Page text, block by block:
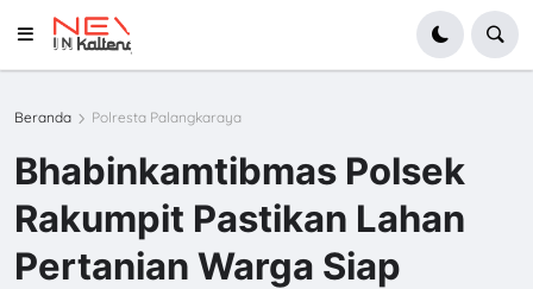
Beranda Polresta Palangkaraya
Bhabinkamtibmas Polsek
Rakumpit Pastikan Lahan
Pertanian Warga Siap